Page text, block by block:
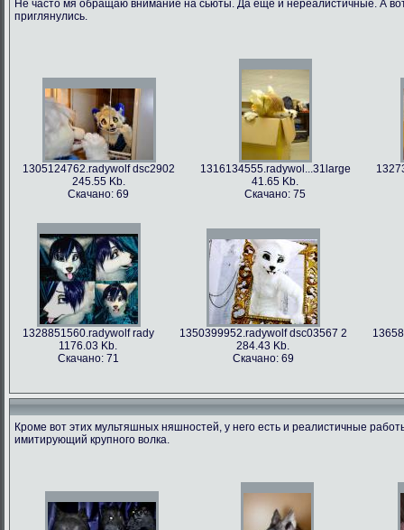
Не часто мя обращаю внимание на сьюты. Да ещё и нереалистичные. А
приглянулись.
1305124762.radywolf dsc2902
245.55 Kb.
Скачано: 69
1316134555.radywol...31large
41.65 Kb.
Скачано: 75
1328851560.radywolf rady
1176.03 Kb.
Скачано: 71
1350399952.radywolf dsc03567 2
284.43 Kb.
Скачано: 69
60.91 Kb.
Скачано: 79
1375506317.radywolf ao
492.86 Kb.
Скачано: 62
Кроме вот этих мультяшных няшностей, у него есть и реалистичные
имитирующий крупного волка.